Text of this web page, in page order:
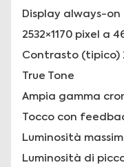
Display always-on
2532×1170 pixel a
Contrasto (tipico)
True Tone
Ampia gamma
Tocco con
Luminosità
Luminosità di